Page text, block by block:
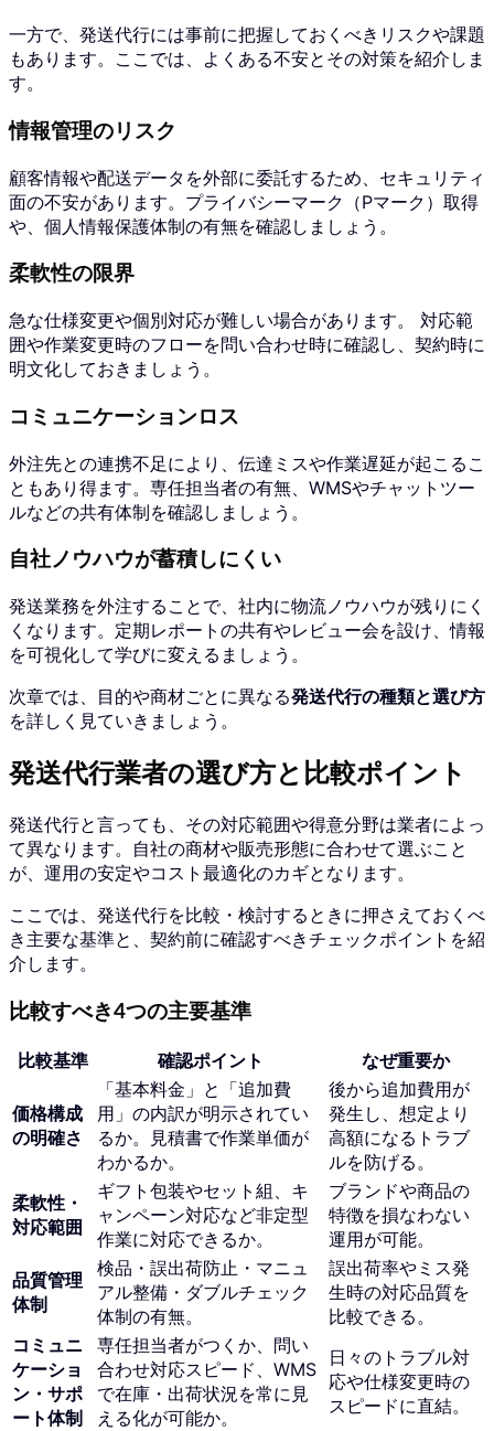
一方で、発送代行には事前に把握しておくべきリスクや課題
もあります。ここでは、よくある不安とその対策を紹介しま
す。
情報管理のリスク
顧客情報や配送データを外部に委託するため、セキュリティ
面の不安があります。プライバシーマーク（Pマーク）取得
や、個人情報保護体制の有無を確認しましょう。
柔軟性の限界
急な仕様変更や個別対応が難しい場合があります。 対応範
囲や作業変更時のフローを問い合わせ時に確認し、契約時に
明文化しておきましょう。
コミュニケーションロス
外注先との連携不足により、伝達ミスや作業遅延が起こるこ
ともあり得ます。専任担当者の有無、WMSやチャットツー
ルなどの共有体制を確認しましょう。
自社ノウハウが蓄積しにくい
発送業務を外注することで、社内に物流ノウハウが残りにく
くなります。定期レポートの共有やレビュー会を設け、情報
を可視化して学びに変えるましょう。
次章では、目的や商材ごとに異なる発送代行の種類と選び方
を詳しく見ていきましょう。
発送代行業者の選び方と比較ポイント
発送代行と言っても、その対応範囲や得意分野は業者によっ
て異なります。自社の商材や販売形態に合わせて選ぶこと
が、運用の安定やコスト最適化のカギとなります。
ここでは、発送代行を比較・検討するときに押さえておくべ
き主要な基準と、契約前に確認すべきチェックポイントを紹
介します。
比較すべき4つの主要基準
比較基準 確認ポイント なぜ重要か
価格構成
の明確さ
「基本料金」と「追加費
用」の内訳が明示されてい
るか。見積書で作業単価が
わかるか。
後から追加費用が
発生し、想定より
高額になるトラブ
ルを防げる。
柔軟性・
対応範囲
ギフト包装やセット組、キ
ャンペーン対応など非定型
作業に対応できるか。
ブランドや商品の
特徴を損なわない
運用が可能。
品質管理
体制
検品・誤出荷防止・マニュ
アル整備・ダブルチェック
体制の有無。
誤出荷率やミス発
生時の対応品質を
比較できる。
コミュニ
ケーショ
ン・サポ
ート体制
専任担当者がつくか、問い
合わせ対応スピード、WMS
で在庫・出荷状況を常に見
える化が可能か。
日々のトラブル対
応や仕様変更時の
スピードに直結。